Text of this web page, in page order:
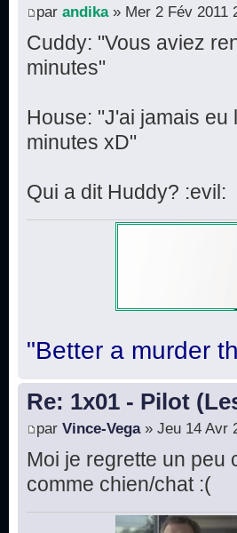
par andika» Mer 2 Fév 2011
Cuddy: "Vous aviez
minutes"
House: "J'ai jamais
minutes xD"
Qui a dit Huddy? :evil:
"Better a murder
Re: 1x01 - Pilot
par Vince-Vega» Jeu 14 Avr
Moi je regrette un peu
comme chien/chat :(